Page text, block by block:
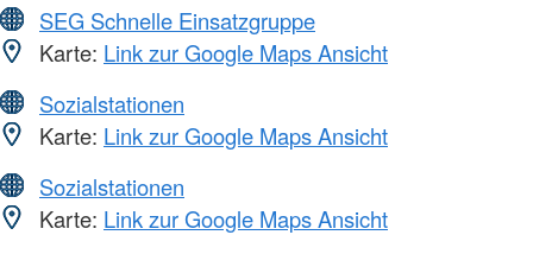
SEG Schnelle Einsatzgruppe
Karte: Link zur Google Maps Ansicht
Sozialstationen
Karte: Link zur Google Maps Ansicht
Sozialstationen
Karte: Link zur Google Maps Ansicht